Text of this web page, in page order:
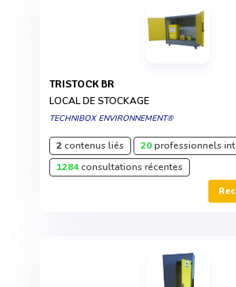
TRISTOCK BR
LOCAL DE STOCKAGE
TECHNIBOX ENVIRONNEMENT®
2contenus liés 20professionnels
1284consultations récentes